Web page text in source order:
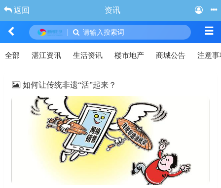
返回 资讯
| 请输入搜索词
全部 湛江资讯 生活资讯 楼市地产 商城公告 注意事
如何让传统非遗“活”起来？